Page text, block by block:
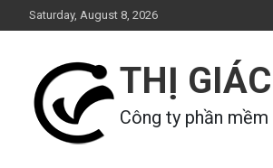
to
Saturday, August 8, 2026
THỊ
Công ty phần